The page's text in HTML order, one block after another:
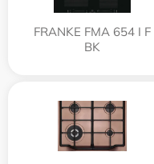
FRANKE FMA 654 I F
BK